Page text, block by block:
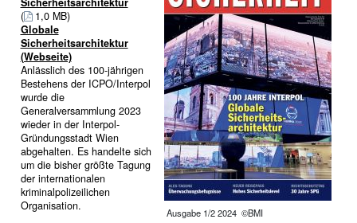
Ausgabe 1/2 2024 ©BMI
(
1,0 MB)
Globale
Sicherheitsarchitektur
(Webseite)
Anlässlich des 100-jährigen
Bestehens der ICPO/Interpol
wurde die
Generalversammlung 2023
wieder in der Interpol-
Gründungsstadt Wien
abgehalten. Es handelte sich
um die bisher größte Tagung
der internationalen
kriminalpolizeilichen
Organisation.